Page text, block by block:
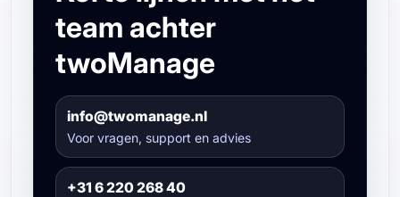
team achter
twoManage
info@twomanage.nl
Voor vragen, support en advies
+31 6 220 268 40